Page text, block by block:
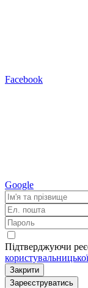
Facebook
Google
Підтверджуючи
Закрити
Зареєструватись